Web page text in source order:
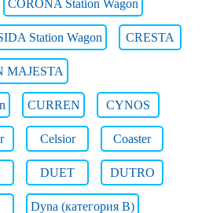
CORONA Station Wagon
Station Wagon CRESTA
MAJESTA
CURREN CYNOS
Celsior Coaster
DUET DUTRO
Dyna (категория B)